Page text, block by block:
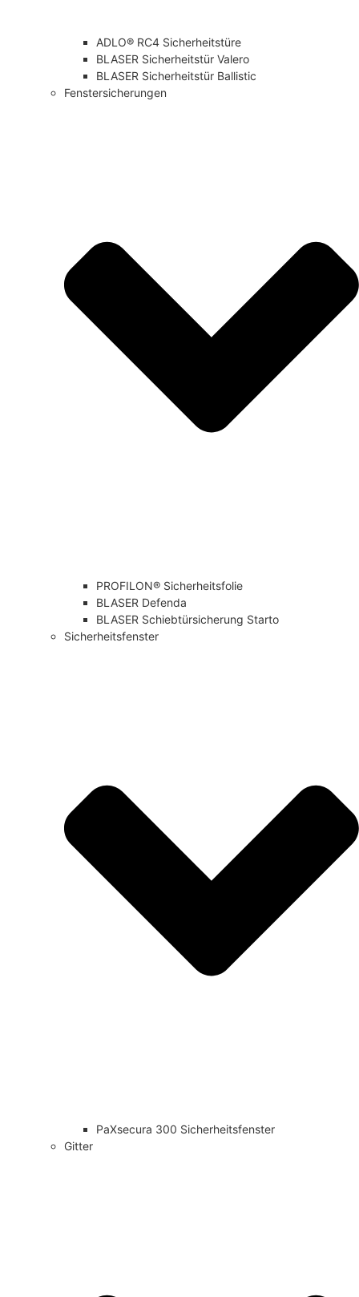
ADLO® RC4 Sicherheitstüre
BLASER Sicherheitstür Valero
BLASER Sicherheitstür Ballistic
Fenstersicherungen
PROFILON® Sicherheitsfolie
BLASER Defenda
BLASER Schiebtürsicherung Starto
Sicherheitsfenster
PaXsecura 300 Sicherheitsfenster
Gitter